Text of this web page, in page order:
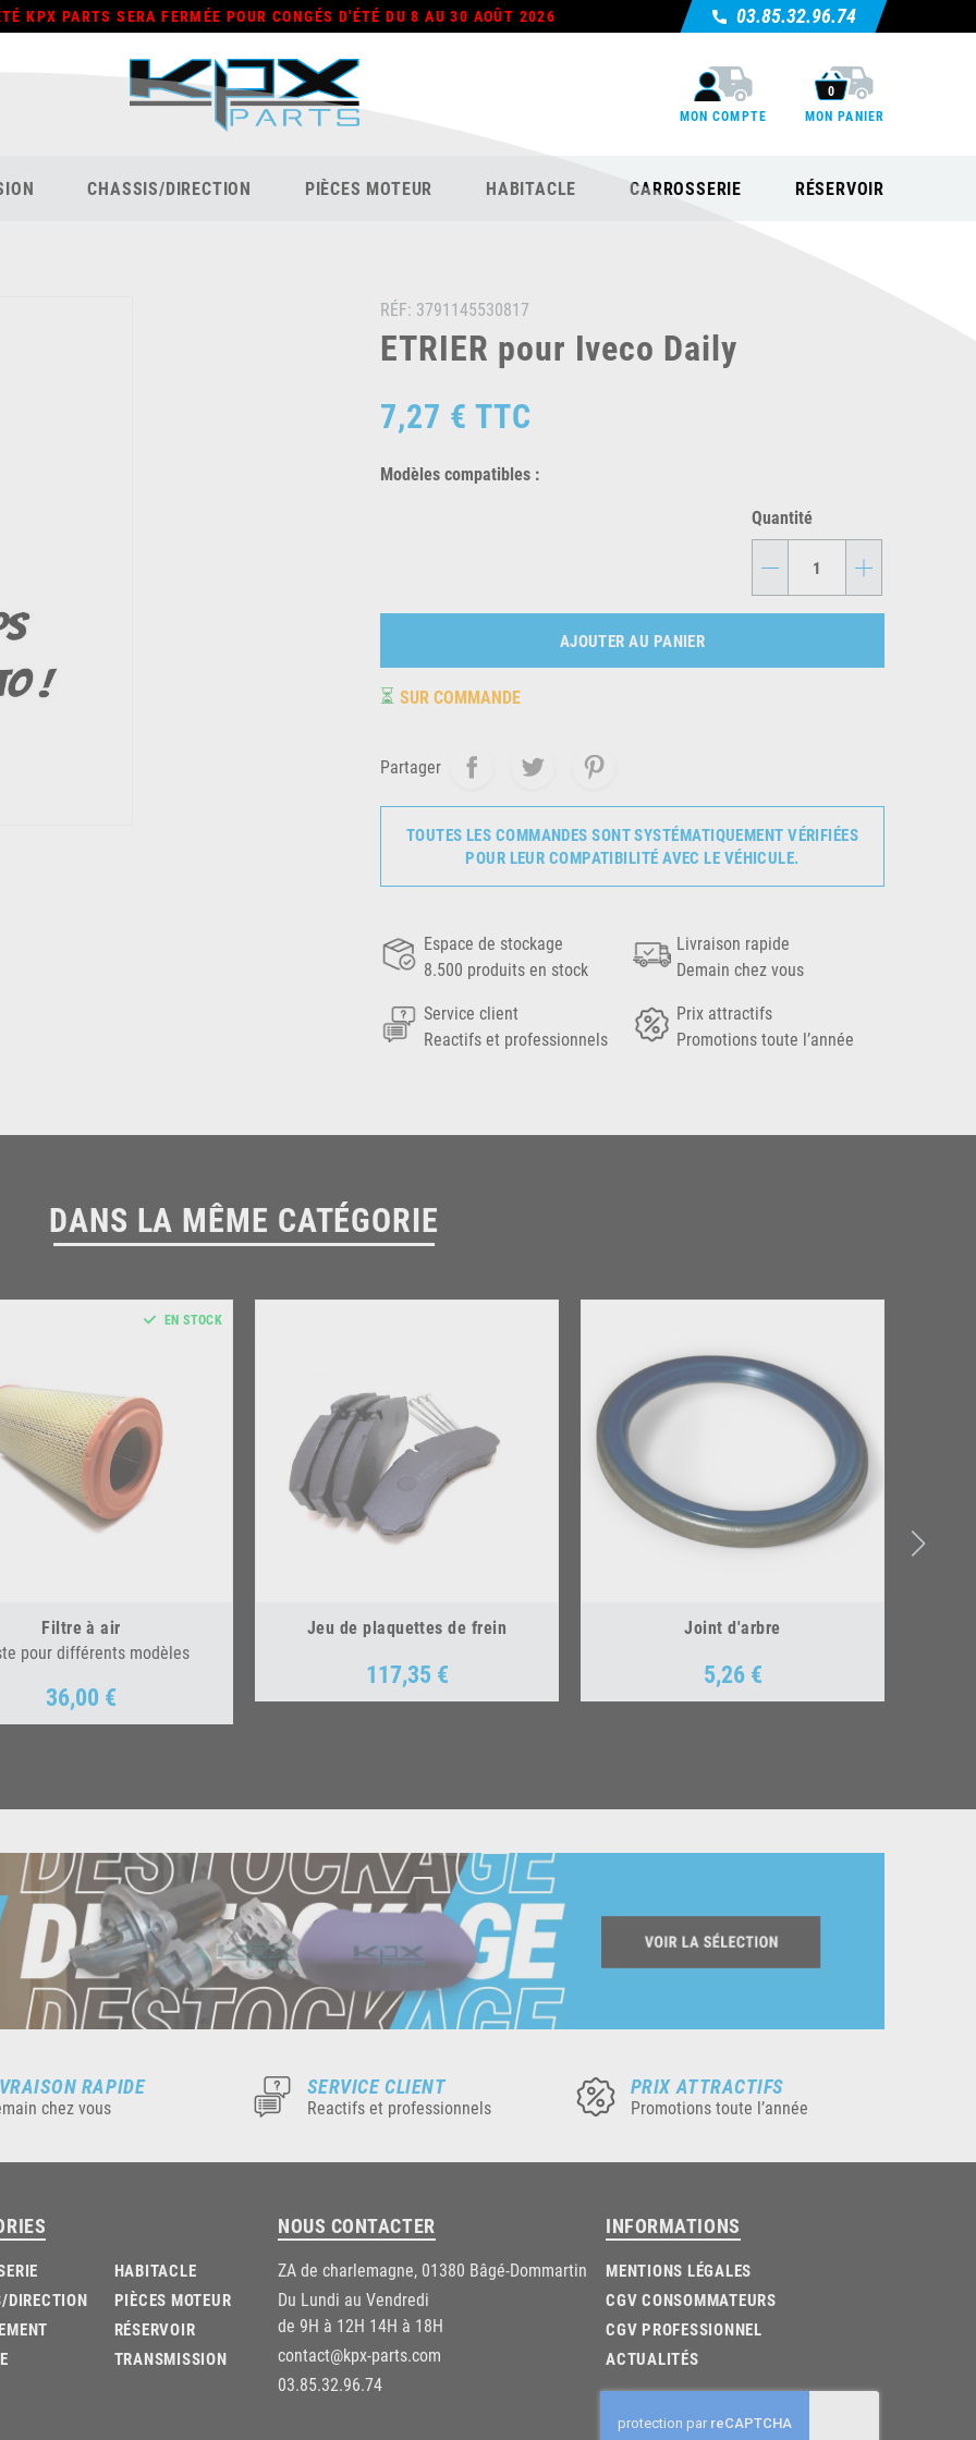
KPX PARTS SERA FERMÉE POUR CONGÉS D'ÉTÉ DU 8 AU 30 AOÛT 2026 03.85.32.96.74
MON COMPTE
0
MON PANIER
CHASSIS/DIRECTION PIÈCES MOTEUR HABITACLE CARROSSERIE RÉSERVOIR
RÉF: 3791145530817
ETRIER pour Iveco Daily
7,27 € TTC
Modèles compatibles :
Quantité
- +
AJOUTER AU PANIER
⏳ SUR COMMANDE
Partager
TOUTES LES COMMANDES SONT SYSTÉMATIQUEMENT VÉRIFIÉES
POUR LEUR COMPATIBILITÉ AVEC LE VÉHICULE.
Espace de stockage
8.500 produits en stock
Livraison rapide
Demain chez vous
Service client
Reactifs et professionnels
Prix attractifs
Promotions toute l’année
DANS LA MÊME CATÉGORIE
Filtre à air
pour différents modèles
Prix
36,00 €
EN STOCK
Jeu de plaquettes de frein
Prix
117,35 €
Joint d'arbre
Prix
5,26 €
RAPIDE
chez vous
SERVICE CLIENT
Reactifs et professionnels
PRIX ATTRACTIFS
Promotions toute l’année
DIRECTION
HABITACLE
PIÈCES MOTEUR
RÉSERVOIR
TRANSMISSION
NOUS CONTACTER
ZA de charlemagne, 01380 Bâgé-Dommartin
Du Lundi au Vendredi
de 9H à 12H 14H à 18H
contact@kpx-parts.com
03.85.32.96.74
INFORMATIONS
MENTIONS LÉGALES
CGV CONSOMMATEURS
CGV PROFESSIONNEL
ACTUALITÉS